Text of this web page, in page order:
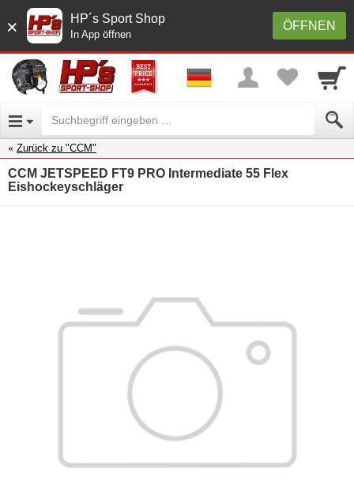
× ÖFFNEN
HP´s Sport Shop
In App öffnen
Zurück zu "CCM"
CCM JETSPEED FT9 PRO Intermediate 55 Flex
Eishockeyschläger